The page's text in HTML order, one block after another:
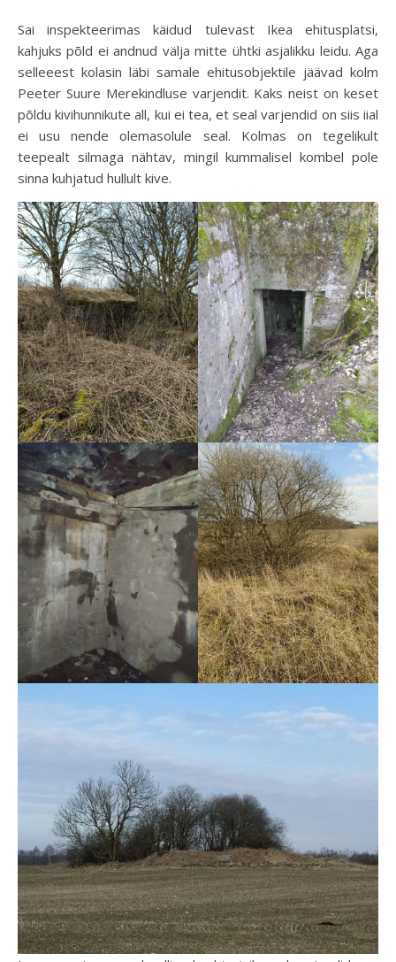
Sai inspekteerimas käidud tulevast Ikea ehitusplatsi,
kahjuks põld ei andnud välja mitte ühtki asjalikku leidu. Aga
selleeest kolasin läbi samale ehitusobjektile jäävad kolm
Peeter Suure Merekindluse varjendit. Kaks neist on keset
põldu kivihunnikute all, kui ei tea, et seal varjendid on siis iial
ei usu nende olemasolule seal. Kolmas on tegelikult
teepealt silmaga nähtav, mingil kummalisel kombel pole
sinna kuhjatud hullult kive.